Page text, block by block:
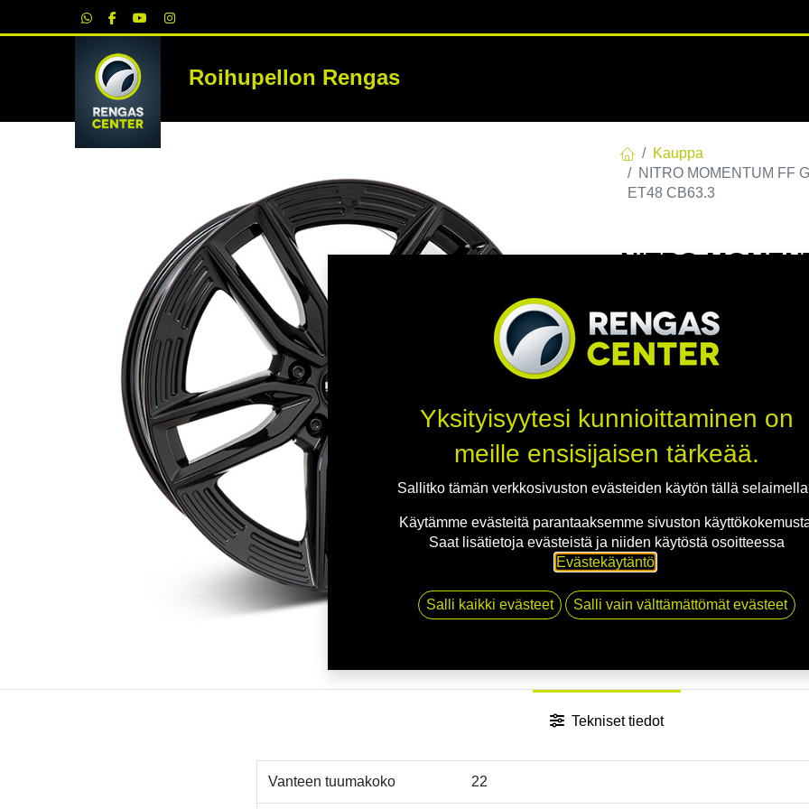
Roihupellon RengasRENKAAT
Kauppa
NITRO MOMENTUM FF
ET48 CB63.3
NITRO
EAN:7332818113027
Tällä tuotteella ei ole
Jaa
Toimitusehdot
Tekniset tiedot
Vanteen tuumakoko 22
Yksityisyytesi kunnioittaminen on
meille ensisijaisen tärkeää.
Sallitko tämän verkkosivuston evästeiden käytön tällä
Käytämme evästeitä parantaaksemme sivuston
Saat lisätietoja evästeistä ja niiden käytöstä osoitteessa
Evästekäytäntö.
Salli kaikki evästeet Salli vain välttämättömät evästeet